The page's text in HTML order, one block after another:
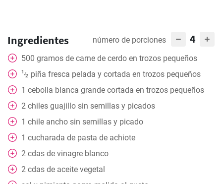
Ingredientes número de porciones 4
500 gramos de carne de cerdo en trozos pequeños
1⁄2
piña fresca pelada y cortada en trozos pequeños
1 cebolla blanca grande cortada en trozos pequeños
2 chiles guajillo sin semillas y picados
1 chile ancho sin semillas y picado
1 cucharada de pasta de achiote
2 cdas de vinagre blanco
2 cdas de aceite vegetal